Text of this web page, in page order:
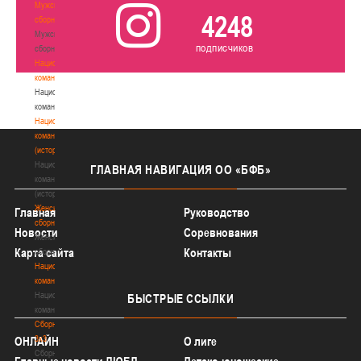
Мужские
сборные
Мужские
сборные
Национальная
команда
Национальная
команда
Национальная
команда
(история)
Национальная
команда
(история)
Женские
сборные
Женские
сборные
Национальная
команда
Национальная
команда
Сборные
3х3
Сборные
4248
подписчиков
ГЛАВНАЯ НАВИГАЦИЯ ОО «БФБ»
Главная
Руководство
Новости
Соревнования
Карта сайта
Контакты
БЫСТРЫЕ ССЫЛКИ
ОНЛАЙН
О лиге